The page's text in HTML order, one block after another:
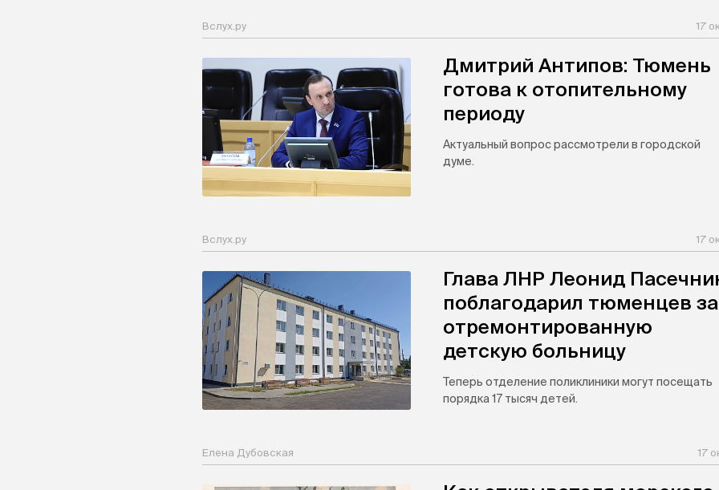
Вслух.ру 17
Дмитрий Антипов: Тюмень
готова к отопительному
периоду
Актуальный вопрос рассмотрели в городской
думе.
Вслух.ру 17
Глава ЛНР Леонид
поблагодарил тюменцев за
отремонтированную
детскую больницу
Теперь отделение поликлиники могут посещать
порядка 17 тысяч детей.
Елена Дубовская 17